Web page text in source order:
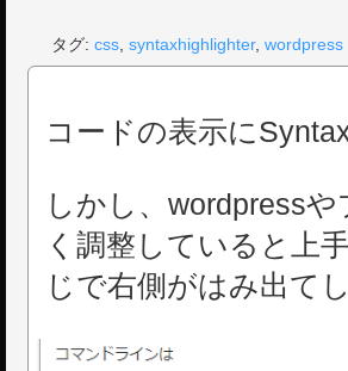
タグ: css, syntaxhighlighter, wordpress
コードの表示に
しかし、wordpress
く調整していると上
じで右側がはみ出て